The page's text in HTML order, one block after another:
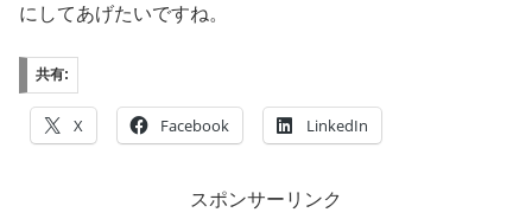
にしてあげたいですね。
共有:
X Facebook LinkedIn
スポンサーリンク